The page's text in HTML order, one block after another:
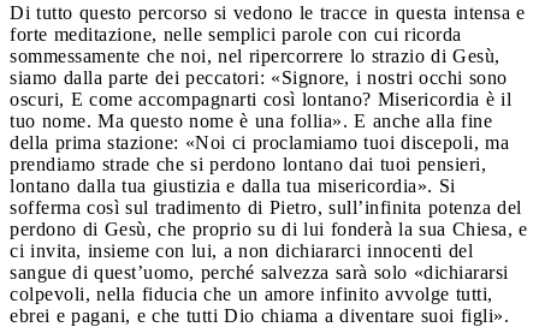
Di tutto questo percorso si vedono le tracce in questa intensa e
forte meditazione, nelle semplici parole con cui ricorda
sommessamente che noi, nel ripercorrere lo strazio di Gesù,
siamo dalla parte dei peccatori: «Signore, i nostri occhi sono
oscuri, E come accompagnarti così lontano? Misericordia è il
tuo nome. Ma questo nome è una follia». E anche alla fine
della prima stazione: «Noi ci proclamiamo tuoi discepoli, ma
prendiamo strade che si perdono lontano dai tuoi pensieri,
lontano dalla tua giustizia e dalla tua misericordia». Si
sofferma così sul tradimento di Pietro, sull’infinita potenza del
perdono di Gesù, che proprio su di lui fonderà la sua Chiesa, e
ci invita, insieme con lui, a non dichiararci innocenti del
sangue di quest’uomo, perché salvezza sarà solo «dichiararsi
colpevoli, nella fiducia che un amore infinito avvolge tutti,
ebrei e pagani, e che tutti Dio chiama a diventare suoi figli».